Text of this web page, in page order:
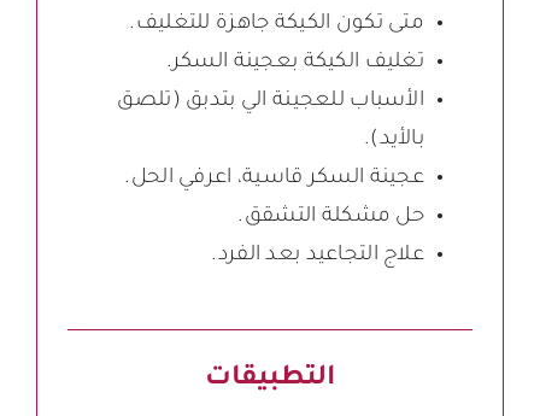
متى تكون الكيكة جاهزة للتغليف.
تغليف الكيكة بعجينة السكر.
الأسباب للعجينة الي بتدبق (تلصق
بالأيد).
عجينة السكر قاسية، اعرفي الحل.
حل مشكلة التشقق.
علاج التجاعيد بعد الفرد.
التطبيقات